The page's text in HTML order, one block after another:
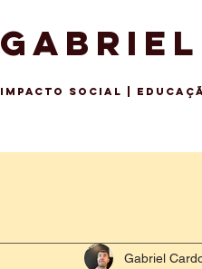
IMPACTO SO CIAL |
Gabriel